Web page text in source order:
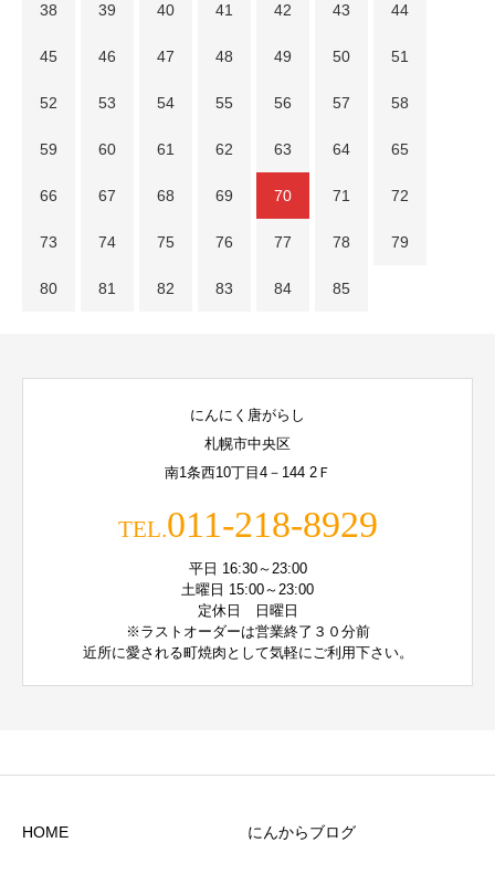
38 39 40 41 42 43 44
45 46 47 48 49 50 51
52 53 54 55 56 57 58
59 60 61 62 63 64 65
66 67 68 69 70 71 72
73 74 75 76 77 78 79
80 81 82 83 84 85
にんにく唐がらし
札幌市中央区
南1条西10丁目4－144 2Ｆ
TEL.011-218-8929
平日 16:30～23:00
土曜日 15:00～23:00
定休日 日曜日
※ラストオーダーは営業終了３０分前
近所に愛される町焼肉として気軽にご利用下さい。
HOME にんからブログ